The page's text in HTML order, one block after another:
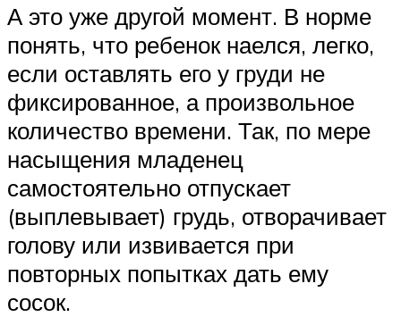
А это уже другой момент. В норме
понять, что ребенок наелся, легко,
если оставлять его у груди не
фиксированное, а произвольное
количество времени. Так, по мере
насыщения младенец
самостоятельно отпускает
(выплевывает) грудь, отворачивает
голову или извивается при
повторных попытках дать ему
сосок.